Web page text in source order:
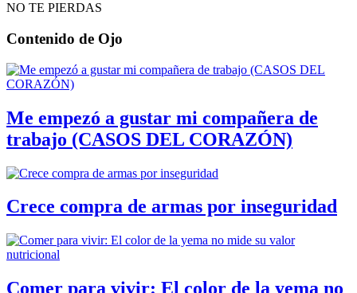
NO TE PIERDAS
Contenido de Ojo
Me empezó a gustar mi compañera de
trabajo (CASOS DEL CORAZÓN)
Crece compra de armas por inseguridad
Comer para vivir: El color de la yema no